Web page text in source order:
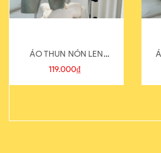
ÁO THUN NÓN LEN
821-1
119.000₫